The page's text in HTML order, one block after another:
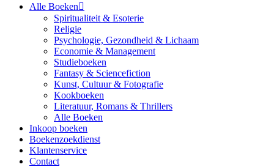
Alle Boeken
Spiritualiteit & Esoterie
Religie
Psychologie, Gezondheid & Lichaam
Economie & Management
Studieboeken
Fantasy & Sciencefiction
Kunst, Cultuur & Fotografie
Kookboeken
Literatuur, Romans & Thrillers
Alle Boeken
Inkoop boeken
Boekenzoekdienst
Klantenservice
Contact